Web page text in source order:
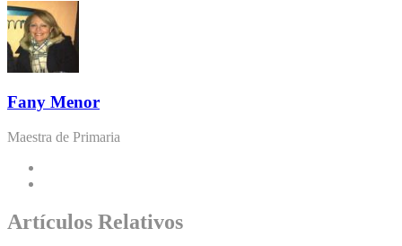
Fany Menor
Maestra de Primaria
Artículos Relativos